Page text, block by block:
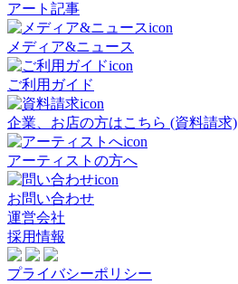
アート記事
メディア&ニュース
ご利用ガイド
企業、お店の方はこちら (資料請求)
アーティストの方へ
お問い合わせ
運営会社
採用情報
プライバシーポリシー